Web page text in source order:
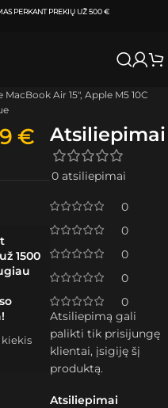
PER0-3 DARBO DIENAS.
MacBook Air 15″, Apple M5 10C
€
1500
Atsiliepimai
0 atsiliepimai
0
0
0
0
0
Atsiliepimai
Atsiliepimą gali
palikti tik prisijungę
klientai, įsigiję šį
produktą.